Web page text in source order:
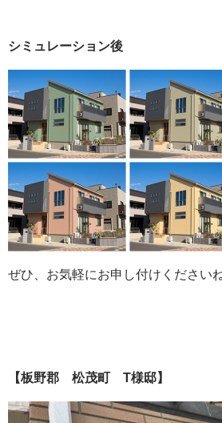
シミュレーション後
ぜひ、お気軽にお申し付けください
【板野郡 松茂町 T様邸】